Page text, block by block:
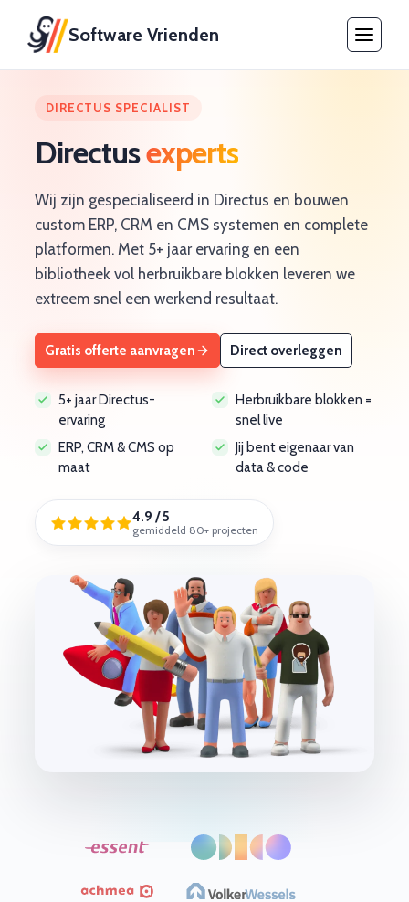
Software Vrienden
DIRECTUS SPECIALIST
Directusexperts
Wij zijn gespecialiseerd in Directus en bouwen
custom ERP, CRM en CMS systemen en complete
platformen. Met 5+ jaar ervaring en een
bibliotheek vol herbruikbare blokken leveren we
extreem snel een werkend resultaat.
Gratis offerte aanvragen Direct overleggen
5+ jaar Directus-
ervaring
Herbruikbare blokken =
snel live
ERP, CRM & CMS op
maat
Jij bent eigenaar van
data & code
4.9 / 5
gemiddeld 80+ projecten